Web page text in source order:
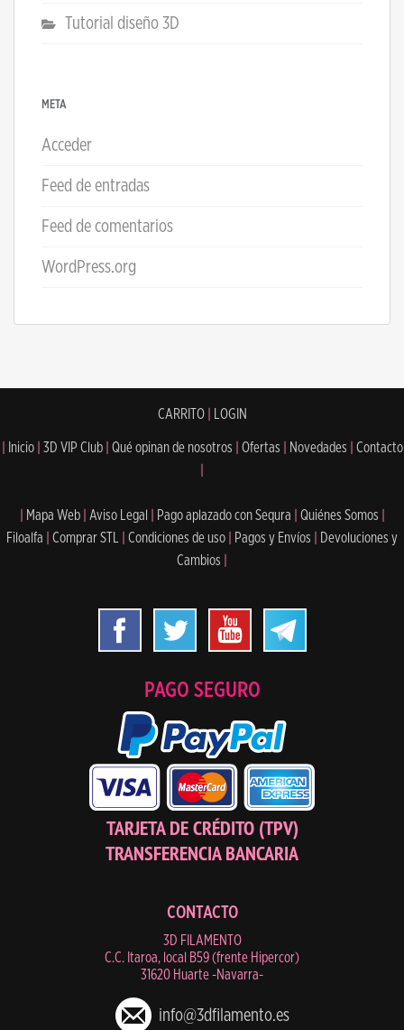
Tutorial diseño 3D
META
Acceder
Feed de entradas
Feed de comentarios
WordPress.org
CARRITO| LOGIN
Inicio 3D VIP Club Qué opinan de nosotros Ofertas Novedades
Contacto
Mapa Web Aviso Legal Pago aplazado con Sequra Quiénes Somos
Filoalfa
Comprar STL Condiciones de uso Pagos y Envíos
Devoluciones y
Cambios
PAGO SEGURO
TARJETA DE CRÉDITO (TPV)
TRANSFERENCIA BANCARIA
CONTACTO
3D FILAMENTO
C.C. Itaroa, local B59 (frente Hipercor)
31620 Huarte -Navarra-
info@3dfilamento.es